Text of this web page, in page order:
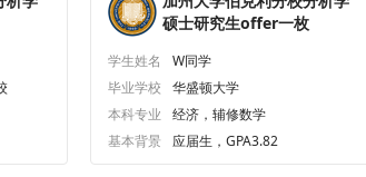
硕士研究生offer一枚
学生姓名
W同学
毕业学校
华盛顿大学
本科专业 经济，辅修数学
基本背景
应届生，GPA3.82